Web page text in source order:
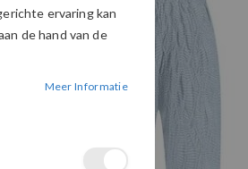
ervaring kan
de hand van de
Meer Informatie